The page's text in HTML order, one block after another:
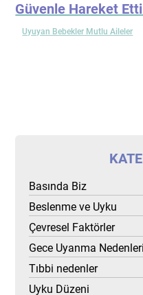
Güvenle Hareket
Uyuyan Bebekler Mutlu Aileler
Basında Biz
Beslenme ve Uyku
Çevresel Faktörler
Gece Uyanma Nedenleri
Tıbbi nedenler
Uyku Düzeni